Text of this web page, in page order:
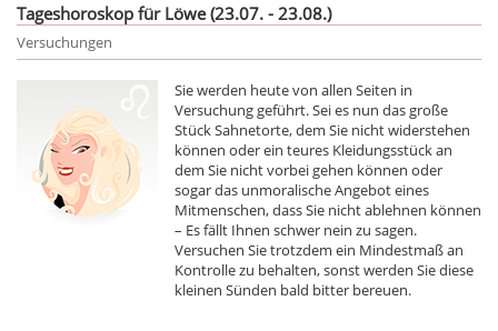
Tageshoroskop für Löwe (23.07. - 23.08.)
Versuchungen
Sie werden heute von allen Seiten in
Versuchung geführt. Sei es nun das große
Stück Sahnetorte, dem Sie nicht widerstehen
können oder ein teures Kleidungsstück an
dem Sie nicht vorbei gehen können oder
sogar das unmoralische Angebot eines
Mitmenschen, dass Sie nicht ablehnen können
– Es fällt Ihnen schwer nein zu sagen.
Versuchen Sie trotzdem ein Mindestmaß an
Kontrolle zu behalten, sonst werden Sie diese
kleinen Sünden bald bitter bereuen.